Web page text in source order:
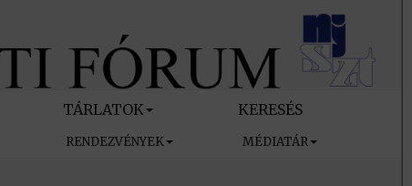
TÁRLATOK KERESÉS
RENDEZVÉNYEK MÉDIATÁR